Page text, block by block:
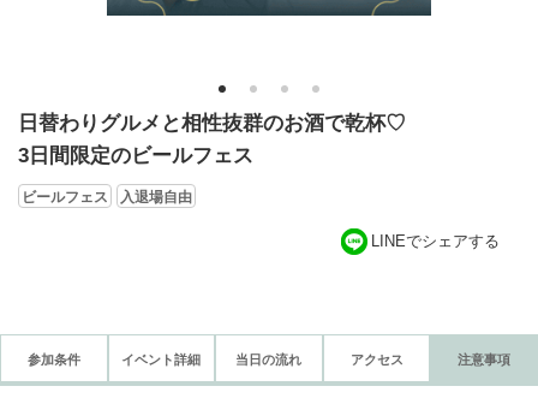
1 2 3 4
日替わりグルメと相性抜群のお酒で乾杯♡
3日間限定のビールフェス
ビールフェス 入退場自由
LINEでシェアする
参加条件 イベント詳細 当日の流れ アクセス 注意事項